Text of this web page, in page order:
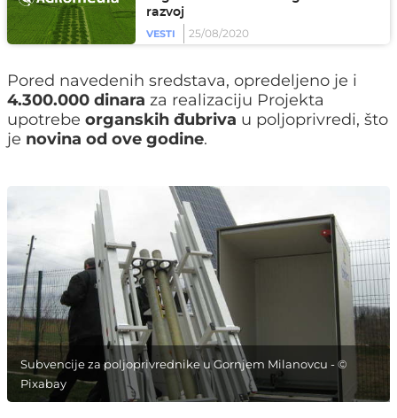
razvoj
VESTI
25/08/2020
Pored navedenih sredstava, opredeljeno je i
4.300.000 dinara za realizaciju Projekta
upotrebe organskih đubriva u poljoprivredi, što
je novina od ove godine.
Subvencije za poljoprivrednike u Gornjem Milanovcu - ©
Pixabay